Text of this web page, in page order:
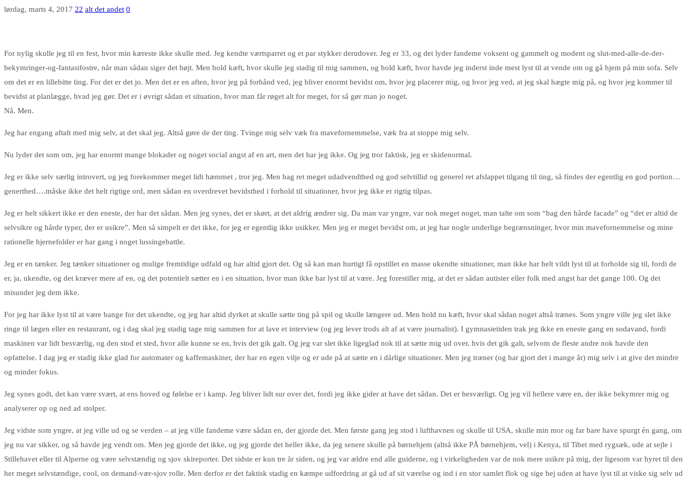
lørdag, marts 4, 2017 22 alt det andet 0
For nylig skulle jeg til en fest, hvor min kæreste ikke skulle med. Jeg kendte værtsparret og et par stykker derudover. Jeg er 33, og det lyder fandeme voksent og gammelt og modent og slut-med-alle-de-der-
bekymringer-og-fantasifostre, når man sådan siger det højt. Men hold kæft, hvor skulle jeg stadig til mig sammen, og hold kæft, hvor havde jeg inderst inde mest lyst til at vende om og gå hjem på min sofa. Selv
om det er en lillebitte ting. For det er det jo. Men det er en aften, hvor jeg på forhånd ved, jeg bliver enormt bevidst om, hvor jeg placerer mig, og hvor jeg ved, at jeg skal hægte mig på, og hvor jeg kommer til
bevidst at planlægge, hvad jeg gør. Det er i øvrigt sådan et situation, hvor man får røget alt for meget, for så gør man jo noget.
Nå. Men.
Jeg har engang aftalt med mig selv, at det skal jeg. Altså gøre de der ting. Tvinge mig selv væk fra mavefornemmelse, væk fra at stoppe mig selv.
Nu lyder det som om, jeg har enormt mange blokader og noget social angst af en art, men det har jeg ikke. Og jeg tror faktisk, jeg er skidenormal.
Jeg er ikke selv særlig introvert, og jeg forekommer meget lidt hæmmet , tror jeg. Men bag ret meget udadvendthed og god selvtillid og generel ret afslappet tilgang til ting, så findes der egentlig en god portion…
generthed….måske ikke det helt rigtige ord, men sådan en overdrevet bevidsthed i forhold til situationer, hvor jeg ikke er rigtig tilpas.
Jeg er helt sikkert ikke er den eneste, der har det sådan. Men jeg synes, det er skørt, at det aldrig ændrer sig. Da man var yngre, var nok meget noget, man talte om som “bag den hårde facade” og “det er altid de
selvsikre og hårde typer, der er usikre”. Men så simpelt er det ikke, for jeg er egentlig ikke usikker. Men jeg er meget bevidst om, at jeg har nogle underlige begrænsninger, hvor min mavefornemmelse og mine
rationelle hjernefolder er har gang i noget lussingebattle.
Jeg er en tænker. Jeg tænker situationer og mulige fremtidige udfald og har altid gjort det. Og så kan man hurtigt få opstillet en masse ukendte situationer, man ikke har helt vildt lyst til at forholde sig til, fordi de
er, ja, ukendte, og det kræver mere af en, og det potentielt sætter en i en situation, hvor man ikke har lyst til at være. Jeg forestiller mig, at det er sådan autister eller folk med angst har det gange 100. Og det
misunder jeg dem ikke.
For jeg har ikke lyst til at være bange for det ukendte, og jeg har altid dyrket at skulle sætte ting på spil og skulle længere ud. Men hold nu kæft, hvor skal sådan noget altså trænes. Som yngre ville jeg slet ikke
ringe til lægen eller en restaurant, og i dag skal jeg stadig tage mig sammen for at lave et interview (og jeg lever trods alt af at være journalist). I gymnasietiden trak jeg ikke en eneste gang en sodavand, fordi
maskinen var lidt besværlig, og den stod et sted, hvor alle kunne se en, hvis det gik galt. Og jeg var slet ikke ligeglad nok til at sætte mig ud over, hvis det gik galt, selvom de fleste andre nok havde den
opfattelse. I dag jeg er stadig ikke glad for automater og kaffemaskiner, der har en egen vilje og er ude på at sætte en i dårlige situationer. Men jeg træner (og har gjort det i mange år) mig selv i at give det mindre
og minder fokus.
Jeg synes godt, det kan være svært, at ens hoved og følelse er i kamp. Jeg bliver lidt sur over det, fordi jeg ikke gider at have det sådan. Det er besværligt. Og jeg vil hellere være en, der ikke bekymrer mig og
analyserer op og ned ad stolper.
Jeg vidste som yngre, at jeg ville ud og se verden – at jeg ville fandeme være sådan en, der gjorde det. Men første gang jeg stod i lufthavnen og skulle til USA, skulle min mor og far bare have spurgt én gang, om
jeg nu var sikker, og så havde jeg vendt om. Men jeg gjorde det ikke, og jeg gjorde det heller ikke, da jeg senere skulle på børnehjem (altså ikke PÅ børnehjem, vel) i Kenya, til Tibet med rygsæk, ude at sejle i
Stillehavet eller til Alperne og være selvstændig og sjov skireporter. Det sidste er kun tre år siden, og jeg var ældre end alle guiderne, og i virkeligheden var de nok mere usikre på mig, der ligesom var hyret til den
her meget selvstændige, cool, on demand-vær-sjov rolle. Men derfor er det faktisk stadig en kæmpe udfordring at gå ud af sit værelse og ind i en stor samlet flok og sige hej uden at have lyst til at viske sig selv ud